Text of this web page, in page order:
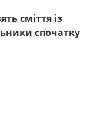
сміття із
спочатку